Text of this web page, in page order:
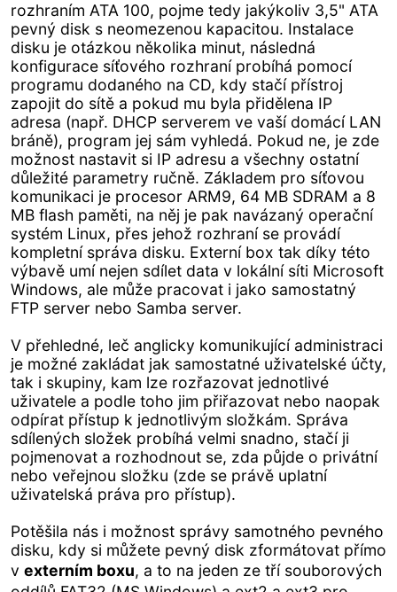
rozhraním ATA 100, pojme tedy jakýkoliv 3,5" ATA
pevný disk s neomezenou kapacitou. Instalace
disku je otázkou několika minut, následná
konfigurace síťového rozhraní probíhá pomocí
programu dodaného na CD, kdy stačí přístroj
zapojit do sítě a pokud mu byla přidělena IP
adresa (např. DHCP serverem ve vaší domácí LAN
bráně), program jej sám vyhledá. Pokud ne, je zde
možnost nastavit si IP adresu a všechny ostatní
důležité parametry ručně. Základem pro síťovou
komunikaci je procesor ARM9, 64 MB SDRAM a 8
MB flash paměti, na něj je pak navázaný operační
systém Linux, přes jehož rozhraní se provádí
kompletní správa disku. Externí box tak díky této
výbavě umí nejen sdílet data v lokální síti Microsoft
Windows, ale může pracovat i jako samostatný
FTP server nebo Samba server.
V přehledné, leč anglicky komunikující administraci
je možné zakládat jak samostatné uživatelské účty,
tak i skupiny, kam lze rozřazovat jednotlivé
uživatele a podle toho jim přiřazovat nebo naopak
odpírat přístup k jednotlivým složkám. Správa
sdílených složek probíhá velmi snadno, stačí ji
pojmenovat a rozhodnout se, zda půjde o privátní
nebo veřejnou složku (zde se právě uplatní
uživatelská práva pro přístup).
Potěšila nás i možnost správy samotného pevného
disku, kdy si můžete pevný disk zformátovat přímo
v externím boxu, a to na jeden ze tří souborových